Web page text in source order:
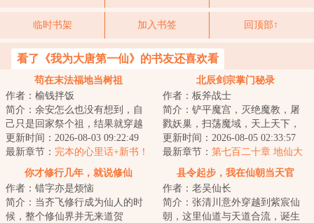
临时书架 加入书签 回顶部↑
看了《我为大唐第一仙》的书友还喜欢看
苟在末法福地当树祖
作者：榆钱拌饭
简介：余安怎么也没有想到，自
己只是回家祭个祖，结果就穿越
了。关键是，他化身成了一棵稀
有种榆树。而这...
更新时间：2026-08-03 09:22:49
最新章节： 完本的心里话+新书！
北辰剑宗掌门秘录
作者：板斧战士
简介：铲平魔宫，灭绝魔教，屠
戮妖巢，扫荡魔域，天上天下，
三界制霸，玄门至尊，九阴之
主，北辰剑宗第十...
更新时间：2026-08-05 02:33:57
最新章节： 第七百二十章 地仙大
你才修行几年，就说修仙
作者：错字亦是烦恼
简介：当齐飞修行成为仙人的时
候，整个修仙界并无来道贺
县令起步，我在仙朝当天官
作者：老吴仙长
简介：张清川意外穿越到紫宸仙
朝，这里仙道与天道合流，诞生